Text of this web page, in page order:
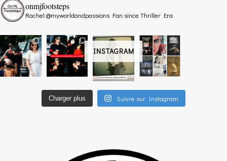
INSTAGRAM
onmjfootsteps
Rachel @myworldandpassions Fan since Thriller Era
Charger plus Suivre sur Instagram